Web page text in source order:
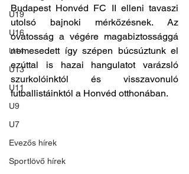
U19
U16
U14
U13
U11
U9
U7
Evezős hírek
Sportlövő hírek
Budapest Honvéd FC II elleni tavaszi
utolsó bajnoki mérkőzésnek. Az
óvatosság a végére magabiztossággá
nemesedett így szépen búcsúztunk el
ezúttal is hazai hangulatot varázsló
szurkolóinktól és visszavonuló
futballistáinktól a Honvéd otthonában.